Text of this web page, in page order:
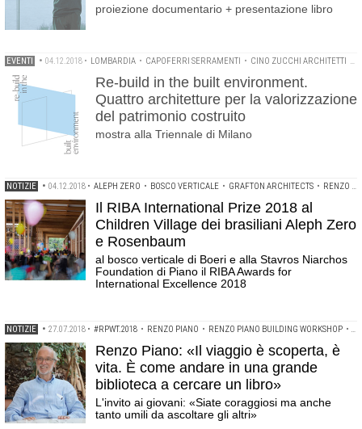
proiezione documentario + presentazione libro
EVENTI • 04.12.2018 • LOMBARDIA • CAPOFERRI SERRAMENTI • CINO ZUCCHI ARCHITETTI
Re-build in the built environment.
Quattro architetture per la valorizzazione
del patrimonio costruito
mostra alla Triennale di Milano
NOTIZIE • 04.12.2018 • ALEPH ZERO • BOSCO VERTICALE • GRAFTON ARCHITECTS • RENZO PIANO BUILDING WORKSHOP
Il RIBA International Prize 2018 al
Children Village dei brasiliani Aleph Zero
e Rosenbaum
al bosco verticale di Boeri e alla Stavros Niarchos
Foundation di Piano il RIBA Awards for
International Excellence 2018
NOTIZIE • 27.07.2018 • #RPWT.2018 • RENZO PIANO • RENZO PIANO BUILDING WORKSHOP •
Renzo Piano: «Il viaggio è scoperta, è
vita. È come andare in una grande
biblioteca a cercare un libro»
L'invito ai giovani: «Siate coraggiosi ma anche
tanto umili da ascoltare gli altri»